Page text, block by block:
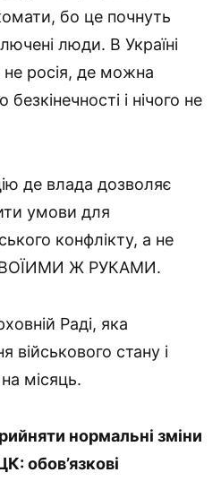
бо це почнуть
люди. В Україні
росія, де можна
і нічого не
де влада дозволяє
умови для
конфлікту, а не
Ж РУКАМИ.
Раді, яка
військового стану і
місяць.
нормальні зміни
обов’язкові